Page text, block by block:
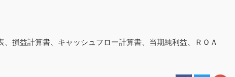
損益計算書、キャッシュフロー計算書、当期純利益、ＲＯＡ